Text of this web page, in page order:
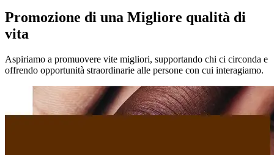
Promozione di una Migliore qualità di
vita
Aspiriamo a promuovere vite migliori, supportando chi ci circonda e
offrendo opportunità straordinarie alle persone con cui interagiamo.